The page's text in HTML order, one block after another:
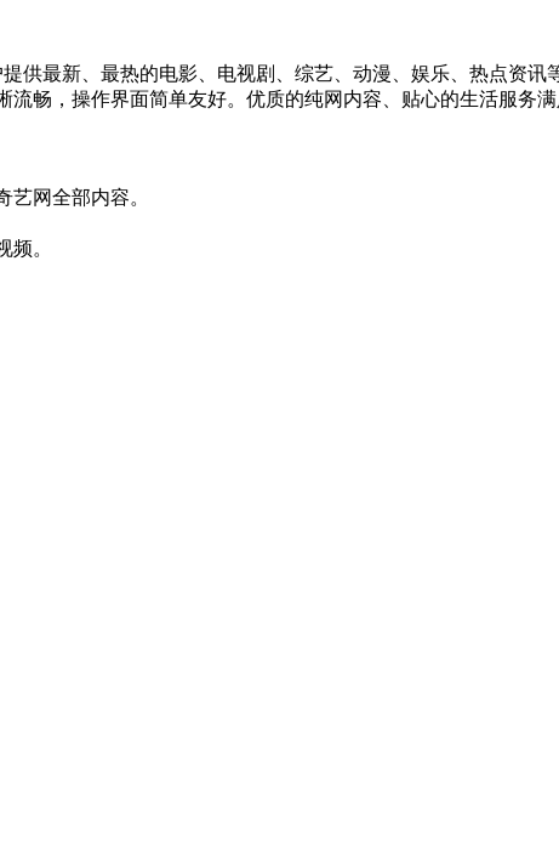
供最新、最热的电影、电视剧、综艺、动漫、娱乐、热点资
畅，操作界面简单友好。优质的纯网内容、贴心的生活服务
网全部内容。
。